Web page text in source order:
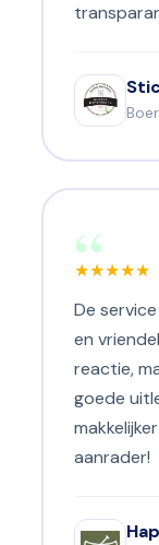
“
★★★★★
De
en
reactie,
goede
aanrader!